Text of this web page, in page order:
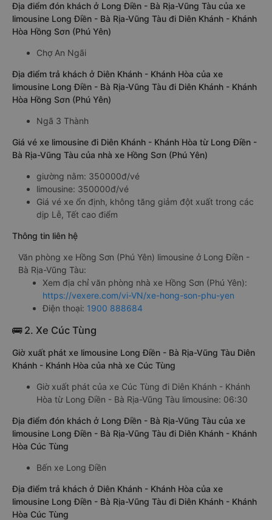
Địa điểm đón khách ở Long Điền - Bà Rịa-Vũng Tàu của xe
limousine Long Điền - Bà Rịa-Vũng Tàu đi Diên Khánh - Khánh
Hòa Hồng Sơn (Phú Yên)
Chợ An Ngãi
Địa điểm trả khách ở Diên Khánh - Khánh Hòa của xe
limousine Long Điền - Bà Rịa-Vũng Tàu đi Diên Khánh - Khánh
Hòa Hồng Sơn (Phú Yên)
Ngã 3 Thành
Giá vé xe limousine đi Diên Khánh - Khánh Hòa từ Long Điền -
Bà Rịa-Vũng Tàu của nhà xe Hồng Sơn (Phú Yên)
giường nằm: 350000đ/vé
limousine: 350000đ/vé
Giá vé xe ổn định, không tăng giảm đột xuất trong các
dịp Lễ, Tết cao điểm
Thông tin liên hệ
Văn phòng xe Hồng Sơn (Phú Yên) limousine ở Long Điền -
Bà Rịa-Vũng Tàu:
Xem địa chỉ văn phòng nhà xe Hồng Sơn (Phú Yên):
https://vexere.com/vi-VN/xe-hong-son-phu-yen
Điện thoại: 1900 888684
🚌 2. Xe Cúc Tùng
Giờ xuất phát xe limousine Long Điền - Bà Rịa-Vũng Tàu Diên
Khánh - Khánh Hòa của nhà xe Cúc Tùng
Giờ xuất phát của xe Cúc Tùng đi Diên Khánh - Khánh
Hòa từ Long Điền - Bà Rịa-Vũng Tàu limousine: 06:30
Địa điểm đón khách ở Long Điền - Bà Rịa-Vũng Tàu của xe
limousine Long Điền - Bà Rịa-Vũng Tàu đi Diên Khánh - Khánh
Hòa Cúc Tùng
Bến xe Long Điền
Địa điểm trả khách ở Diên Khánh - Khánh Hòa của xe
limousine Long Điền - Bà Rịa-Vũng Tàu đi Diên Khánh - Khánh
Hòa Cúc Tùng